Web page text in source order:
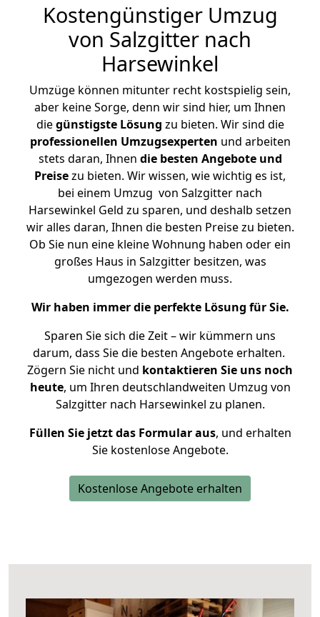
Kostengünstiger Umzug
von Salzgitter nach
Harsewinkel
Umzüge können mitunter recht kostspielig sein,
aber keine Sorge, denn wir sind hier, um Ihnen
diegünstigste Lösung zu bieten. Wir sind die
professionellen Umzugsexperten und arbeiten
stets daran, Ihnen die besten Angebote und
Preisezu bieten. Wir wissen, wie wichtig es ist,
bei einem Umzug von Salzgitter nach
Harsewinkel Geld zu sparen, und deshalb setzen
wir alles daran, Ihnen die besten Preise zu bieten.
Ob Sie nun eine kleine Wohnung haben oder ein
großes Haus in Salzgitter besitzen, was
umgezogen werden muss.
Wir haben immer die perfekte Lösung für Sie.
Sparen Sie sich die Zeit – wir kümmern uns
darum, dass Sie die besten Angebote erhalten.
Zögern Sie nicht und kontaktieren Sie uns noch
heute, um Ihren deutschlandweiten Umzug von
Salzgitter nach Harsewinkel zu planen.
Füllen Sie jetzt das Formular aus, und erhalten
Sie kostenlose Angebote.
Kostenlose Angebote erhalten